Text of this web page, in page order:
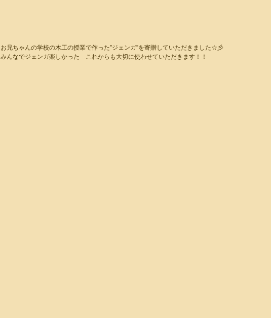
お兄ちゃんの学校の木工の授業で作った”ジェンガ”を寄贈していただきました☆彡
みんなでジェンガ楽しかった　これからも大切に使わせていただきます！！